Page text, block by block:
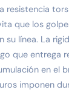
resistencia
que los
su línea. La
que entrega
en el
imponen